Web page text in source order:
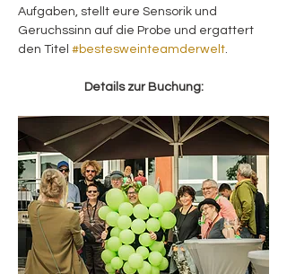
Aufgaben, stellt eure Sensorik und
Geruchssinn auf die Probe und ergattert
den Titel #bestesweinteamderwelt
Details zur Buchung: